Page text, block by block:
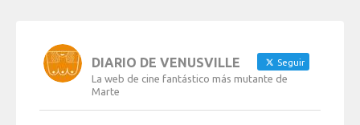
DIARIO DE VENUSVILLE Seguir
La web de cine fantástico más mutante de
Marte